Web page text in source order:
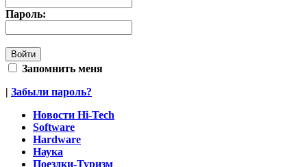
Пароль:
Запомнить меня
| Забыли пароль?
Новости Hi-Tech
Software
Hardware
Наука
Поездки-Туризм